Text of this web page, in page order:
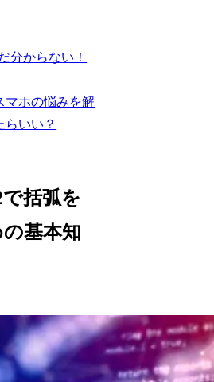
分からない！
マホの悩みを解
らいい？
括弧を
基本知